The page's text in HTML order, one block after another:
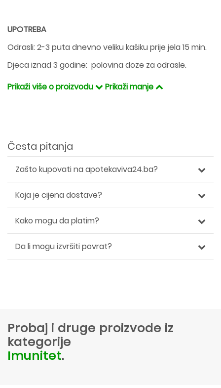
UPOTREBA
Odrasli: 2-3 puta dnevno veliku kašiku prije jela 15 min.
Djeca iznad 3 godine: polovina doze za odrasle.
Prikaži više o proizvodu
Prikaži manje
Česta pitanja
Zašto kupovati na apotekaviva24.ba?
Koja je cijena dostave?
Kako mogu da platim?
Da li mogu izvršiti povrat?
Probaj i druge proizvode iz
kategorije
Imunitet.